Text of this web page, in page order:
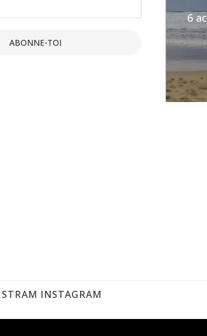
ABONNE-TOI
joli petit Lot : 10 activités
19 Juil 2021
6
INSTAGRAM